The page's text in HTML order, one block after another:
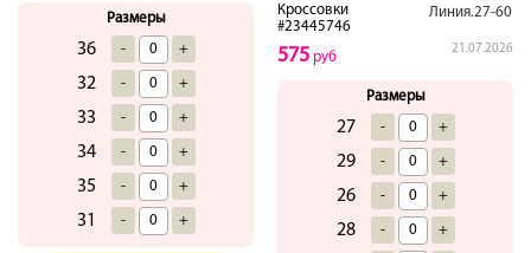
Размеры
36 - +
32 - +
33 - +
34 - +
35 - +
31 - +
Кроссовки
#23445746
Линия.27-60
21.07.2026
575 руб
Размеры
27 - +
29 - +
26 - +
28 - +